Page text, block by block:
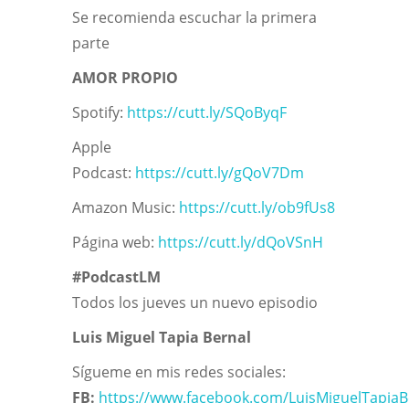
Se recomienda escuchar la primera
parte
AMOR PROPIO
Spotify: https://cutt.ly/SQoByqF
Apple
Podcast: https://cutt.ly/gQoV7Dm
Amazon Music: https://cutt.ly/ob9fUs8
Página web: https://cutt.ly/dQoVSnH
#PodcastLM
Todos los jueves un nuevo episodio
Luis Miguel Tapia Bernal
Sígueme en mis redes sociales:
FB: https://www.facebook.com/